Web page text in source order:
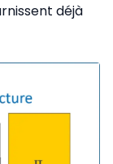
déjà